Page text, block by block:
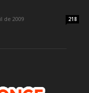
de 2009 218